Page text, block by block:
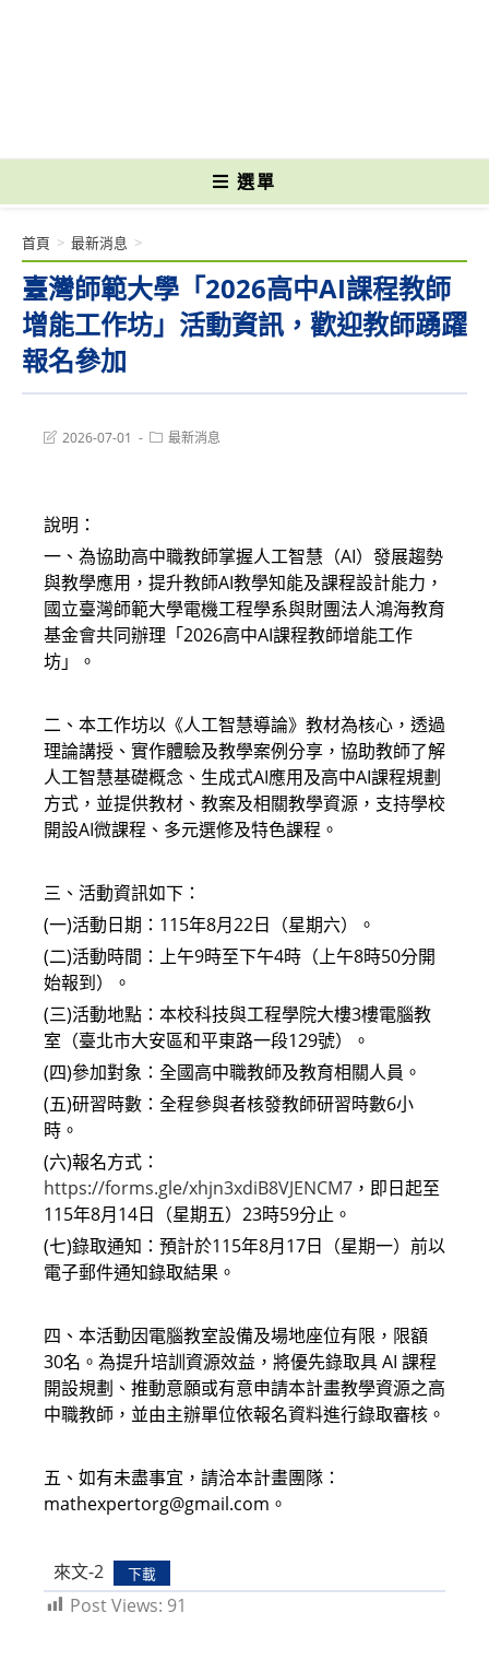
選單
臺灣師範大學「2026高中AI課程教師
增能工作坊」活動資訊，歡迎教師踴躍
報名參加
首頁 > 最新消息 >
Post2026-07-01
Post最新消息
說明：
一、為協助高中職教師掌握人工智慧（AI）發展趨勢
與教學應用，提升教師AI教學知能及課程設計能力，
國立臺灣師範大學電機工程學系與財團法人鴻海教育
基金會共同辦理「2026高中AI課程教師增能工作
坊」。
二、本工作坊以《人工智慧導論》教材為核心，透過
理論講授、實作體驗及教學案例分享，協助教師了解
人工智慧基礎概念、生成式AI應用及高中AI課程規劃
方式，並提供教材、教案及相關教學資源，支持學校
開設AI微課程、多元選修及特色課程。
三、活動資訊如下：
(一)活動日期：115年8月22日（星期六）。
(二)活動時間：上午9時至下午4時（上午8時50分開
始報到）。
(三)活動地點：本校科技與工程學院大樓3樓電腦教
室（臺北市大安區和平東路一段129號）。
(四)參加對象：全國高中職教師及教育相關人員。
(五)研習時數：全程參與者核發教師研習時數6小
時。
(六)報名方式：
https://forms.gle/xhjn3xdiB8VJENCM7 ，即日起至
115年8月14日（星期五）23時59分止。
(七)錄取通知：預計於115年8月17日（星期一）前以
電子郵件通知錄取結果。
四、本活動因電腦教室設備及場地座位有限，限額
30名。為提升培訓資源效益，將優先錄取具 AI 課程
開設規劃、推動意願或有意申請本計畫教學資源之高
中職教師，並由主辦單位依報名資料進行錄取審核。
五、如有未盡事宜，請洽本計畫團隊：
mathexpertorg@gmail.com。
來文-2 下載
Post Views: 91